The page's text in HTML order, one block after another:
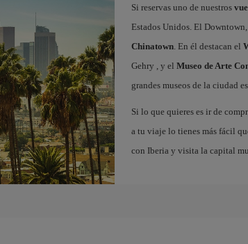
Si reservas uno de nuestros
Estados Unidos. El
Chinatown. En él destacan el
Gehry , y el Museo de Arte
grandes museos de la ciudad
Si lo que quieres es ir de
a tu viaje lo tienes más fácil
con Iberia y visita la capital